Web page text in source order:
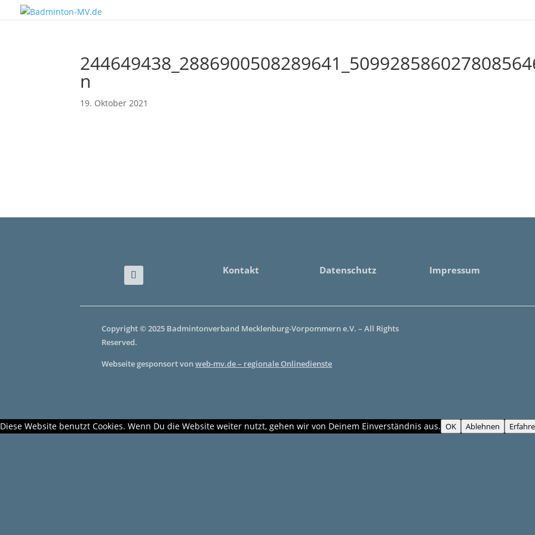
n
19. Oktober 2021
Kontakt Datenschutz Impressum
Copyright © 2025 Badmintonverband Mecklenburg-Vorpommern e.V. – All Rights
Reserved.
Webseite gesponsort vonweb-mv.de – regionale Onlinedienste
Diese Website benutzt Cookies. Wenn Du die Website weiter nutzt, gehen wir von Deinem Einverständnis aus. OK Ablehnen